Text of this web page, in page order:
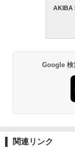
AKIBA
Google 検
関連リンク